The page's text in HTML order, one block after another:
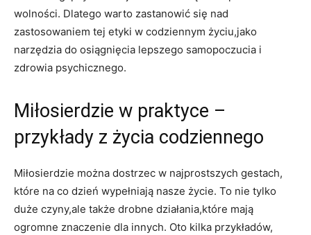
wolności. Dlatego warto zastanowić ⁣się nad
⁤zastosowaniem tej ⁤etyki w ‍codziennym⁤ życiu,jako
narzędzia do osiągnięcia lepszego samopoczucia i
zdrowia psychicznego.
Miłosierdzie w praktyce –
przykłady z życia codziennego
Miłosierdzie można dostrzec w najprostszych gestach,
które na ​co dzień wypełniają nasze życie. To nie⁣ tylko
⁢duże czyny,ale także drobne działania,które mają‍
ogromne ⁣znaczenie dla innych. Oto kilka przykładów,